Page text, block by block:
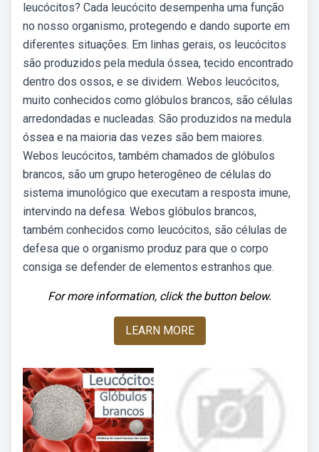
leucócitos? Cada leucócito desempenha uma função
no nosso organismo, protegendo e dando suporte em
diferentes situações. Em linhas gerais, os leucócitos
são produzidos pela medula óssea, tecido encontrado
dentro dos ossos, e se dividem. Webos leucócitos,
muito conhecidos como glóbulos brancos, são células
arredondadas e nucleadas. São produzidos na medula
óssea e na maioria das vezes são bem maiores.
Webos leucócitos, também chamados de glóbulos
brancos, são um grupo heterogêneo de células do
sistema imunológico que executam a resposta imune,
intervindo na defesa. Webos glóbulos brancos,
também conhecidos como leucócitos, são células de
defesa que o organismo produz para que o corpo
consiga se defender de elementos estranhos que.
For more information, click the button below.
LEARN MORE